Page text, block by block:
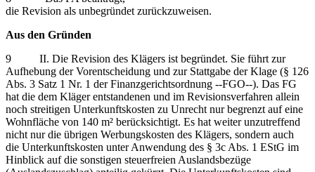
die Revision als unbegründet zurückzuweisen.
Aus den Gründen
9 II. Die Revision des Klägers ist begründet. Sie führt zur
Aufhebung der Vorentscheidung und zur Stattgabe der Klage (§ 126
Abs. 3 Satz 1 Nr. 1 der Finanzgerichtsordnung ‑‑FGO‑‑). Das FG
hat die dem Kläger entstandenen und im Revisionsverfahren allein
noch streitigen Unterkunftskosten zu Unrecht nur begrenzt auf eine
Wohnfläche von 140 m² berücksichtigt. Es hat weiter unzutreffend
nicht nur die übrigen Werbungskosten des Klägers, sondern auch
die Unterkunftskosten unter Anwendung des § 3c Abs. 1 EStG im
Hinblick auf die sonstigen steuerfreien Auslandsbezüge